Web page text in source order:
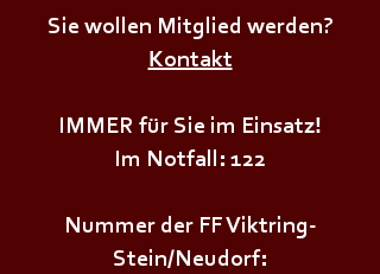
+++𝗣𝗿𝗲𝗶𝘀𝘀𝗰𝗵𝗻𝗮𝗽𝘀𝘁𝘂𝗿𝗻𝗶𝗲𝗿+++
Sie wollen Mitglied werden?
Kontakt
IMMER für Sie im Einsatz!
Im Notfall: 122
Nummer der FF Viktring-
Stein/Neudorf: